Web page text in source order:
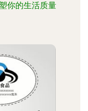
你的生活质量